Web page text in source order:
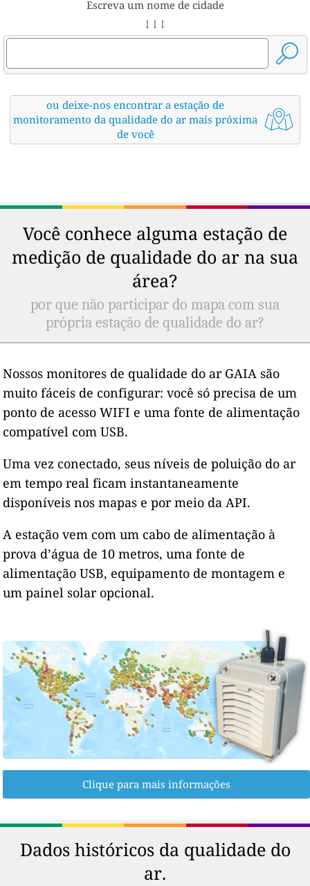
Escreva um nome de cidade
↓ ↓ ↓
ou deixe-nos encontrar a estação de
monitoramento da qualidade do ar mais próxima
de você
Você conhece alguma estação de
medição de qualidade do ar na sua
área?
por que não participar do mapa com sua
própria estação de qualidade do ar?
Nossos monitores de qualidade do ar GAIA são
muito fáceis de configurar: você só precisa de um
ponto de acesso WIFI e uma fonte de alimentação
compatível com USB.
Uma vez conectado, seus níveis de poluição do ar
em tempo real ficam instantaneamente
disponíveis nos mapas e por meio da API.
A estação vem com um cabo de alimentação à
prova d’água de 10 metros, uma fonte de
alimentação USB, equipamento de montagem e
um painel solar opcional.
Clique para mais informações
Dados históricos da qualidade do
ar.